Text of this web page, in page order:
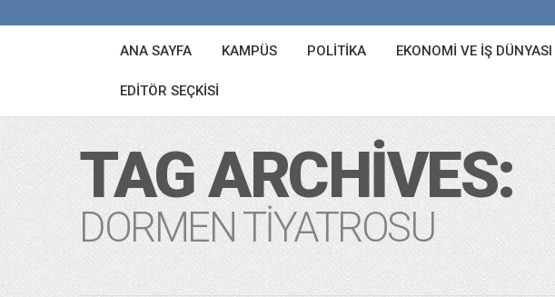
ANA SAYFA KAMPÜS POLITIKA EKONOMI VE İŞ DÜNYASI
EDITÖR SEÇKISI
TAG ARCHIVES:
DORMEN TIYATROSU